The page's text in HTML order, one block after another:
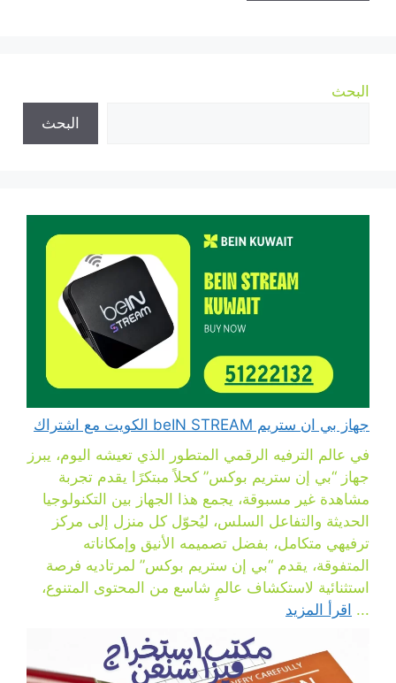
البحث
البحث
جهاز بي ان ستريم beIN STREAM الكويت مع اشتراك
في عالم الترفيه الرقمي المتطور الذي تعيشه اليوم، يبرز
جهاز “بي إن ستريم بوكس” كحلاً مبتكرًا يقدم تجربة
مشاهدة غير مسبوقة، يجمع هذا الجهاز بين التكنولوجيا
الحديثة والتفاعل السلس، ليُحوّل كل منزل إلى مركز
ترفيهي متكامل، بفضل تصميمه الأنيق وإمكاناته
المتفوقة، يقدم “بي إن ستريم بوكس” لمرتاديه فرصة
استثنائية لاستكشاف عالمٍ شاسع من المحتوى المتنوع،
... اقرأ المزيد